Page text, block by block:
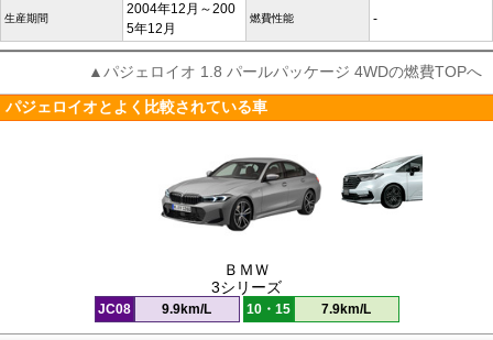
生産期間
2004年12月～200
5年12月
燃費性能 -
▲パジェロイオ 1.8 パールパッケージ 4WDの燃費TOPへ
パジェロイオとよく比較されている車
ＢＭＷ
3シリーズ
JC08 9.9km/L 10・15 7.9km/L